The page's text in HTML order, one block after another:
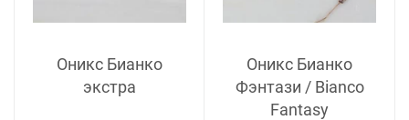
Оникс Бианко
экстра
Оникс Бианко
Фэнтази / Bianco
Fantasy